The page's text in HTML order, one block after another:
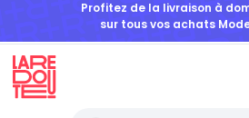
BONS PLANS | Jusqu'à -